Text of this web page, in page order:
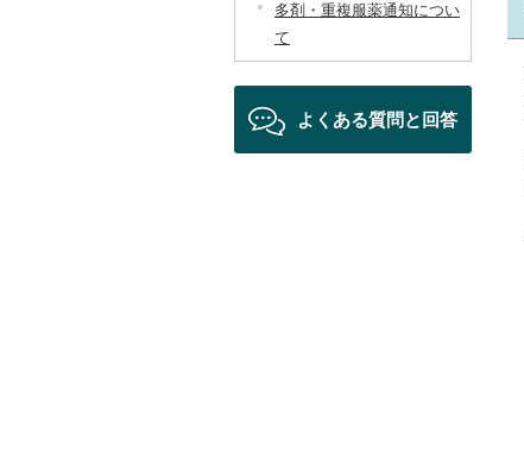
多剤・重複服薬通知につい
て
よくある質問と回答